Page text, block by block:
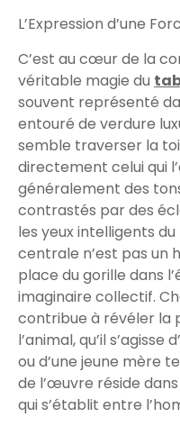
L’Expression d’une
C’est au cœur de la
véritable magie du
souvent représenté
entouré de verdure
semble traverser la
directement celui qui
généralement des
contrastés par des
les yeux intelligents
centrale n’est pas un
place du gorille dans
imaginaire collectif.
contribue à révéler la
l’animal, qu’il
ou d’une jeune mère
de l’œuvre réside
qui s’établit entre